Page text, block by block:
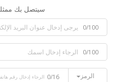
سيتصل بك ممثلنا قريبًا.
0/16